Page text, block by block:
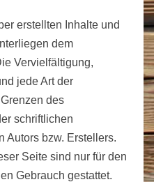
erstellten Inhalte und
dem
Vervielfältigung,
jede Art der
des
schriftlichen
Autors bzw. Erstellers.
Seite sind nur für den
Gebrauch gestattet.